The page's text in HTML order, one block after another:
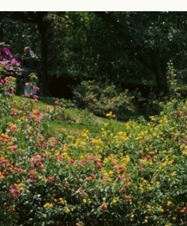
d’un jardin
jardin raconte une histoire.